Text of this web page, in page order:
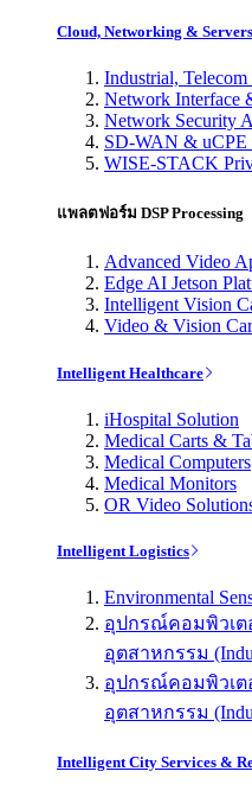
Cloud, Networking & Servers
Industrial,
Network Interface
Network Security
SD-WAN & uCPE
WISE-STACK
แพลตฟอร์ม DSP Processing
Advanced Video
Edge AI Jetson
Intelligent Vision
Video & Vision
Intelligent Healthcare
iHospital Solution
Medical Carts &
Medical Computers
Medical Monitors
OR Video
Intelligent Logistics
Environmental
อุปกรณ์คอมพิวเต
อุตสาหกรรม
อุปกรณ์คอมพิวเ
อุตสาหกรรม
Intelligent City Services &